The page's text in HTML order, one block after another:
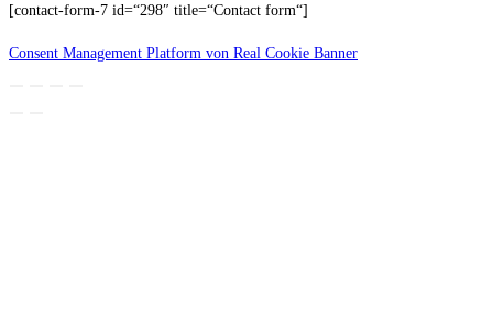
[contact-form-7 id=“298″ title=“Contact form“]
Consent Management Platform von Real Cookie Banner